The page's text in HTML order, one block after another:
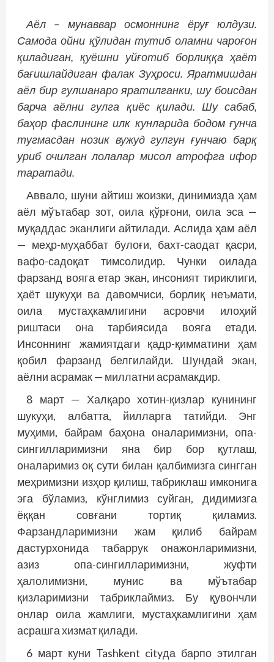
Аёл – мунаввар осмоннинг ёруғ юлдузи.
Самода ойни қўлидан тутиб оламни чароғон
қиладиган, қуёшни уйғотиб борлиққа ҳаёт
бағишлайдиган фалак Зуҳроси. Яратмишдан
аёл бир гулшанаро яратилганки,шу боисдан
барча аёлни гулга қиёс қилади. Шу сабаб,
баҳор фаслининг илк кунларида бодом ғунча
тугмасдан нозик вужуд гулгун ғунчаю барқ
уриб очилган лолалар мисол атрофга ифор
таратади.
Аввало, шуни айтиш жоизки, динимизда ҳам
аёл мўътабар зот, оила қўрғони, оила эса —
муқаддас эканлиги айтилади. Аслида ҳам аёл
— меҳр-муҳаббат булоғи, бахт-саодат қасри,
вафо-садоқат тимсолидир. Чунки оилада
фарзанд вояга етар экан, инсоният тириклиги,
ҳаёт шукуҳи ва давомчиси, борлиқ неъмати,
оила мус­таҳкамлигини асровчи илоҳий
риштаси она тарбиясида вояга етади.
Инсоннинг жамиятдаги қадр-қимматини ҳам
қобил фарзанд белгилайди. Шундай экан,
аёлни асрамак — миллатни асрамакдир.
8 март — Халқаро хотин-қизлар кунининг
шукуҳи, албатта, йилларга татийди. Энг
муҳими, байрам баҳона оналаримизни, опа-
сингилларимизни яна бир бор қутлаш,
оналаримиз оқ сути билан қалбимизга сингган
меҳримизни изҳор қилиш, табриклаш имконига
эга бўламиз, кўнглимиз суйган, дидимизга
ёққан совғани тортиқ қиламиз.
Фарзандларимизни жам қилиб байрам
дастурхонида табаррук онажонларимизни,
азиз опа-сингилларимизни, жуфти
ҳалолимизни, мунис ва мўътабар
қизларимизни табриклаймиз. Бу қувончли
онлар оила жамлиги, мустаҳкамлигини ҳам
асрашга хизмат қилади.
6 март куни Tashkent cityда барпо этилган